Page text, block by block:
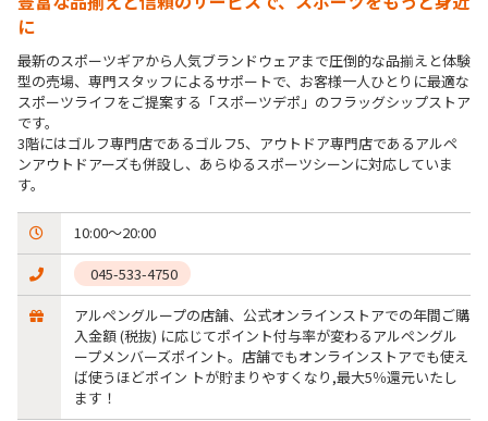
に
最新のスポーツギアから人気ブランドウェアまで圧倒的な品揃えと体験
型の売場、専門スタッフによるサポートで、お客様一人ひとりに最適な
スポーツライフをご提案する「スポーツデポ」のフラッグシップストア
です。
3階にはゴルフ専門店であるゴルフ5、アウトドア専門店であるアルペ
ンアウトドアーズも併設し、あらゆるスポーツシーンに対応していま
す。
10:00～20:00
045-533-4750
アルペングループの店舗、公式オンラインストアでの年間ご購
入金額 (税抜) に応じてポイント付与率が変わるアルペングル
ープメンバーズポイント。店舗でもオンラインストアでも使え
ば使うほどポイン トが貯まりやすくなり,最大5％還元いたし
ます！